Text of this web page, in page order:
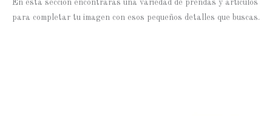
En esta seccion encontraras una variedad de prendas y articulos
para completar tu imagen con esos pequeños detalles que buscas.